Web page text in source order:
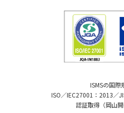
ISMSの国際
ISO／IEC27001：2013／
認証取得（岡山開